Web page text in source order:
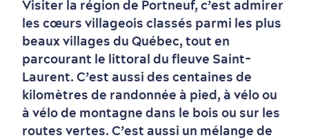
Visiter la région de Portneuf, c’est admirer
les cœurs villageois classés parmi les plus
beaux villages du Québec, tout en
parcourant le littoral du fleuve Saint-
Laurent. C’est aussi des centaines de
kilomètres de randonnée à pied, à vélo ou
à vélo de montagne dans le bois ou sur les
routes vertes. C’est aussi un mélange de